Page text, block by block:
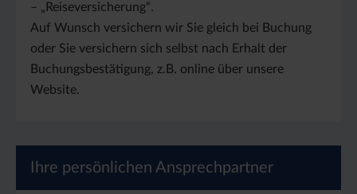
– „Reiseversicherung“.
Auf Wunsch versichern wir Sie gleich bei Buchung
oder Sie versichern sich selbst nach Erhalt der
Buchungsbestätigung, z.B. online über unsere
Website.
Ihre persönlichen Ansprechpartner